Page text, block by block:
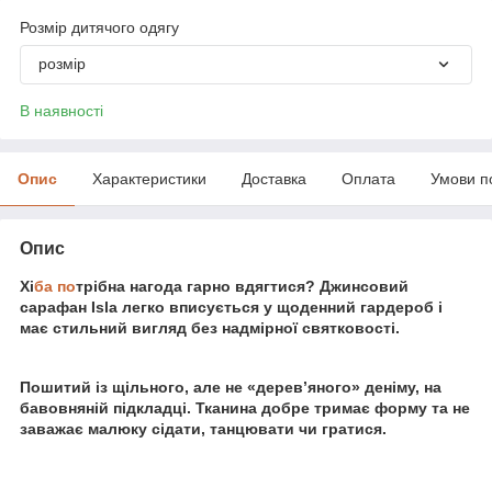
Розмір дитячого одягу
розмір
В наявності
Опис Характеристики Доставка Оплата Умови
Опис
Хіба потрібна нагода гарно вдягтися? Джинсовий
сарафан Isla легко вписується у щоденний гардероб і
має стильний вигляд без надмірної святковості.
Пошитий із щільного, але не «дерев’яного» деніму, на
бавовняній підкладці. Тканина добре тримає форму та не
заважає малюку сідати, танцювати чи гратися.